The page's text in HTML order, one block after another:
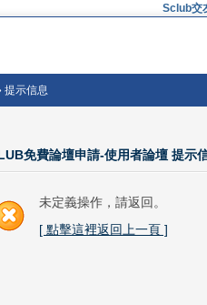
Sclub交
提示信息
免費論壇申請-使用者論壇 提示
未定義操作，請返回。
[ 點擊這裡返回上一頁 ]